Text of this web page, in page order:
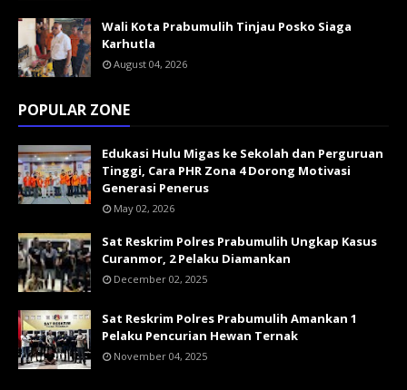
Wali Kota Prabumulih Tinjau Posko Siaga
Karhutla
August 04, 2026
POPULAR ZONE
Edukasi Hulu Migas ke Sekolah dan Perguruan
Tinggi, Cara PHR Zona 4 Dorong Motivasi
Generasi Penerus
May 02, 2026
Sat Reskrim Polres Prabumulih Ungkap Kasus
Curanmor, 2 Pelaku Diamankan
December 02, 2025
Sat Reskrim Polres Prabumulih Amankan 1
Pelaku Pencurian Hewan Ternak
November 04, 2025